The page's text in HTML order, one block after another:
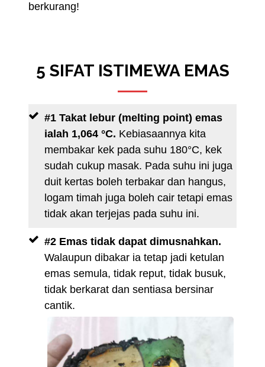
berkurang!
5 SIFAT ISTIMEWA EMAS
#1 Takat lebur (melting point) emas
ialah 1,064 °C. Kebiasaannya kita
membakar kek pada suhu 180°C, kek
sudah cukup masak. Pada suhu ini juga
duit kertas boleh terbakar dan hangus,
logam timah juga boleh cair tetapi emas
tidak akan terjejas pada suhu ini.
#2 Emas tidak dapat dimusnahkan.
Walaupun dibakar ia tetap jadi ketulan
emas semula, tidak reput, tidak busuk,
tidak berkarat dan sentiasa bersinar
cantik.